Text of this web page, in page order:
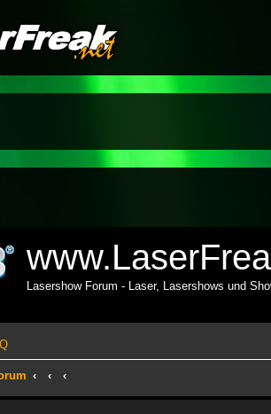
Lasershow Forum - Laser, Lasershows und